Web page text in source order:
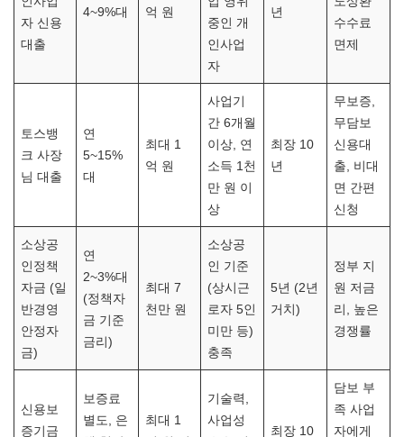
자 신용
대출
4~9%대
억 원
중인 개
인사업
자
년
수수료
면제
토스뱅
크 사장
님 대출
연
5~15%
대
최대 1
억 원
사업기
간 6개월
이상, 연
소득 1천
만 원 이
상
최장 10
년
무보증,
무담보
신용대
출, 비대
면 간편
신청
소상공
인정책
자금 (일
반경영
안정자
금)
연
2~3%대
(정책자
금 기준
금리)
최대 7
천만 원
소상공
인 기준
(상시근
로자 5인
미만 등)
충족
5년 (2년
거치)
정부 지
원 저금
리, 높은
경쟁률
신용보
증기금
보증료
별도, 은
최대 1
기술력,
사업성
최장 10
담보 부
족 사업
자에게